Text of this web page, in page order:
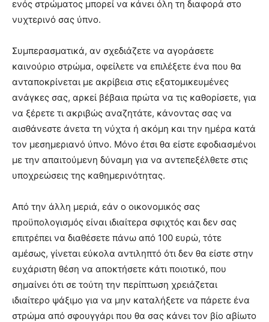
ενός στρώματος μπορεί να κάνει όλη τη διαφορά στο
νυχτερινό σας ύπνο.
Συμπερασματικά, αν σχεδιάζετε να αγοράσετε
καινούριο στρώμα, οφείλετε να επιλέξετε ένα που θα
ανταποκρίνεται με ακρίβεια στις εξατομικευμένες
ανάγκες σας, αρκεί βέβαια πρώτα να τις καθορίσετε, για
να ξέρετε τι ακριβώς αναζητάτε, κάνοντας σας να
αισθάνεστε άνετα τη νύχτα ή ακόμη και την ημέρα κατά
τον μεσημεριανό ύπνο. Μόνο έτσι θα είστε εφοδιασμένοι
με την απαιτούμενη δύναμη για να αντεπεξέλθετε στις
υποχρεώσεις της καθημερινότητας.
Από την άλλη μεριά, εάν ο οικονομικός σας
προϋπολογισμός είναι ιδιαίτερα σφιχτός και δεν σας
επιτρέπει να διαθέσετε πάνω από 100 ευρώ, τότε
αμέσως, γίνεται εύκολα αντιληπτό ότι δεν θα είστε στην
ευχάριστη θέση να αποκτήσετε κάτι ποιοτικό, που
σημαίνει ότι σε τούτη την περίπτωση χρειάζεται
ιδιαίτερο ψάξιμο για να μην καταλήξετε να πάρετε ένα
στρώμα από σφουγγάρι που θα σας κάνει τον βίο αβίωτο